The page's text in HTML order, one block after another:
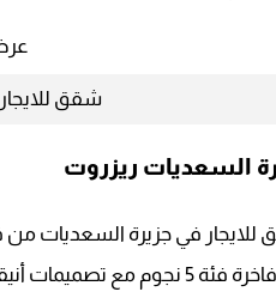
شقق للايجار
وفيلات عائلية فاخرة فئة 5